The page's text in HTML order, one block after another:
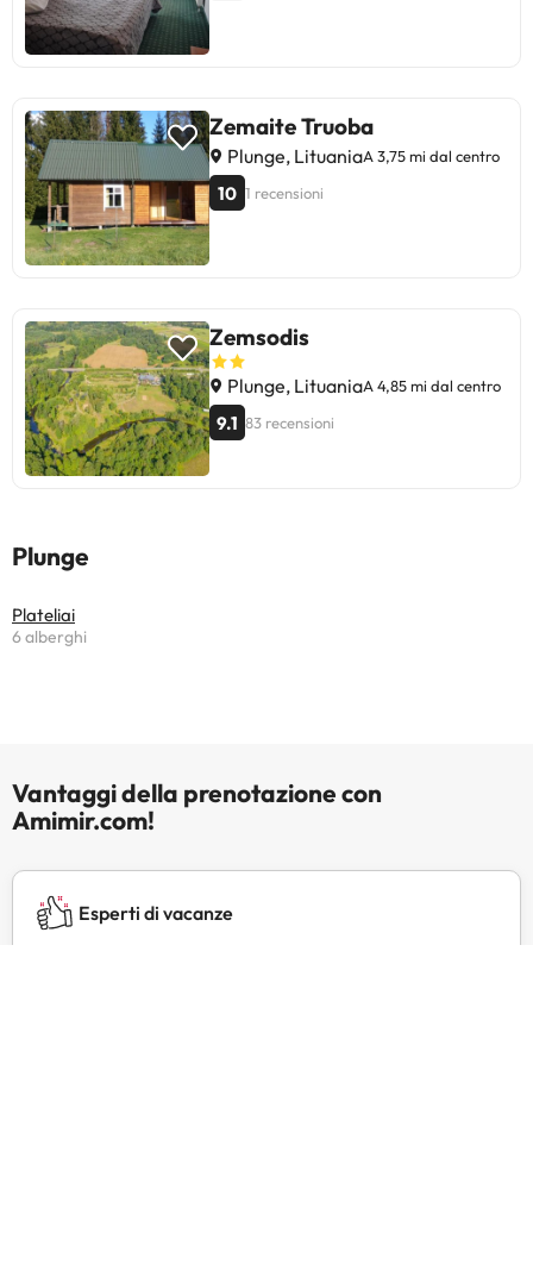
Zemaite Truoba
Plunge, LituaniaA 3,75 mi dal centro
10 1 recensioni
Zemsodis
Plunge, LituaniaA 4,85 mi dal centro
9.1 83 recensioni
Plunge
Plateliai
6 alberghi
Vantaggi della prenotazione con
Amimir.com!
Esperti di vacanze